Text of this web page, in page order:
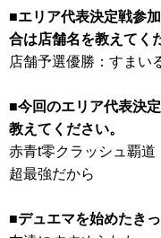
■エリア代表決定戦参
合は店舗名を教えてく
店舗予選優勝：すまい
■今回のエリア代表決
教えてください。
赤青t零クラッシュ覇道
超最強だから
■デュエマを始めたき